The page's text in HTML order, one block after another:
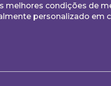
melhores condições de
personalizado em